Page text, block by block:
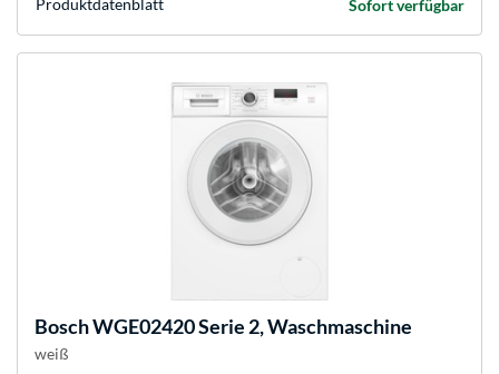
Sofort verfügbar
BoschWGE02420 Serie 2, Waschmaschine
weiß